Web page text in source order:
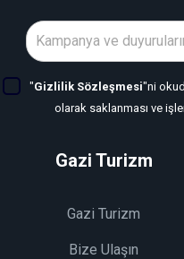
"Gizlilik Sözleşmesi"ni
olarak saklanması ve
Gazi Turizm
Gazi Turizm
Bize Ulaşın